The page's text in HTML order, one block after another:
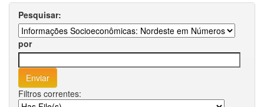
Pesquisar:
por
Filtros correntes: